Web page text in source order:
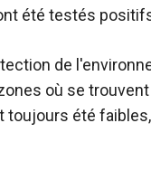
été testés
de
où se
été faibles,